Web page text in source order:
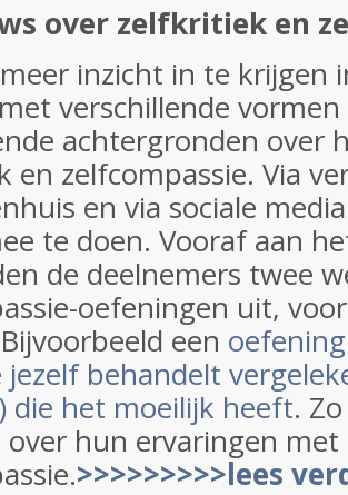
over zelfkritiek en
inzicht in te krijgen
verschillende
achtergronden over
en zelfcompassie. Via
en via sociale
te doen. Vooraf aan
de deelnemers twee
oefeningen uit,
een
jezelf behandelt
die het moeilijk heeft.
over hun ervaringen
>>>>>>>>>lees